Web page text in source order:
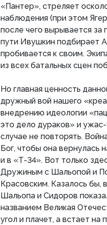
«Пантер», стреляет
наблюдения (при этом
после чего вырывается за
пути Ивушкин подбирает
пробивается к своим.
из всех батальных сцен
Но главная ценность
дружный вой нашего
внедрению идеологии
это дело дураков» и
случае не повторять.
Бог, чтобы она вернулась
и в «Т-34». Вот только
Дружиным с Шальопой и
Красовским. Казалось бы,
Шальопа и Сидоров
названием Великая
угол и плачет, а встает на